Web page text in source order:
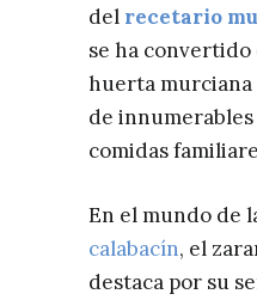
del recetario
se ha convertido
huerta
de
comidas
En el mundo de
calabacín, el
destaca por su